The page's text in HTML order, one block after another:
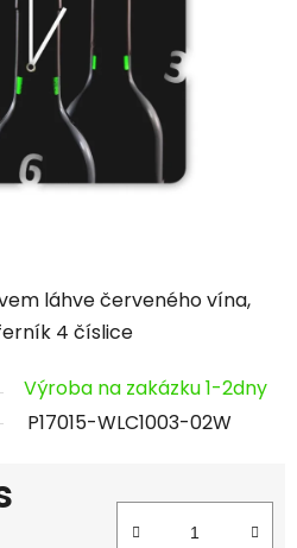
láhve červeného vína,
4 číslice
Výroba na zakázku 1-2dny
P17015-WLC1003-02W